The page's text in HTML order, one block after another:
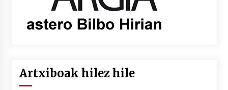
Artxiboak hilez hile